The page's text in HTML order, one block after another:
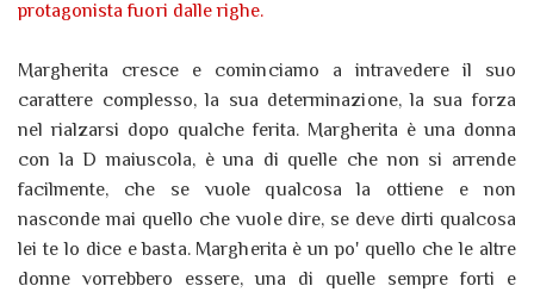
protagonista fuori dalle righe.
Margherita cresce e cominciamo a intravedere il suo
carattere complesso, la sua determinazione, la sua forza
nel rialzarsi dopo qualche ferita. Margherita è una donna
con la D maiuscola, è una di quelle che non si arrende
facilmente, che se vuole qualcosa la ottiene e non
nasconde mai quello che vuole dire, se deve dirti qualcosa
lei te lo dice e basta. Margherita è un po' quello che le altre
donne vorrebbero essere, una di quelle sempre forti e